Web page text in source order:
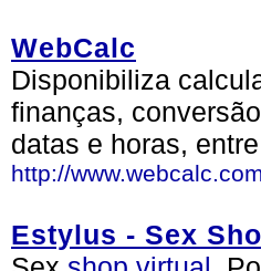
WebCalc
Disponibiliza
finanças,
datas e horas,
http://
Estylus - Sex